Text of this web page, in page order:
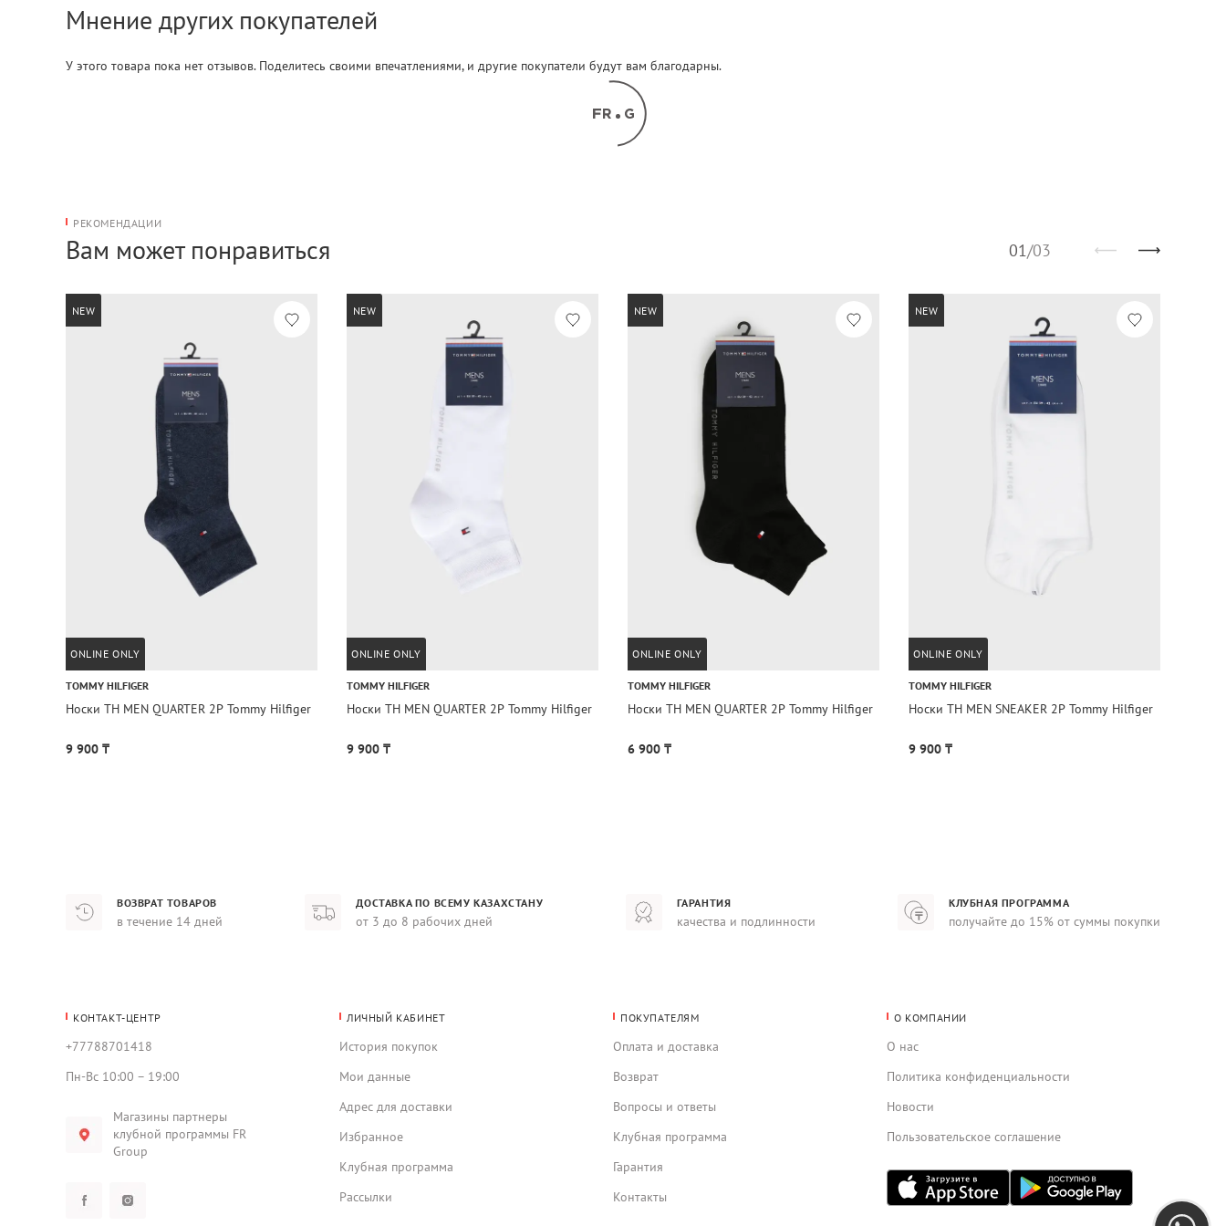
Мнение других покупателей
У этого товара пока нет отзывов. Поделитесь своими впечатлениями, и другие покупатели будут вам благодарны.
РЕКОМЕНДАЦИИ
Вам может понравиться 01 /03
NEW
ONLINE ONLY
TOMMY HILFIGER
Носки TH MEN QUARTER 2P Tommy Hilfiger
9 900 ₸
NEW
ONLINE ONLY
TOMMY HILFIGER
Носки TH MEN QUARTER 2P Tommy Hilfiger
9 900 ₸
NEW
ONLINE ONLY
TOMMY HILFIGER
Носки TH MEN QUARTER 2P Tommy Hilfiger
6 900 ₸
NEW
ONLINE ONLY
TOMMY HILFIGER
Носки TH MEN SNEAKER 2P Tommy Hilfiger
9 900 ₸
ВОЗВРАТ ТОВАРОВ
в течение 14 дней
ДОСТАВКА ПО ВСЕМУ КАЗАХСТАНУ
от 3 до 8 рабочих дней
ГАРАНТИЯ
качества и подлинности
КЛУБНАЯ ПРОГРАММА
получайте до 15% от суммы покупки
КОНТАКТ-ЦЕНТР
+77788701418
Пн-Вс 10:00 – 19:00
Магазины партнеры
клубной программы FR
Group
ЛИЧНЫЙ КАБИНЕТ
История покупок
Мои данные
Адрес для доставки
Избранное
Клубная программа
Рассылки
ПОКУПАТЕЛЯМ
Оплата и доставка
Возврат
Вопросы и ответы
Клубная программа
Гарантия
Контакты
О КОМПАНИИ
О нас
Политика конфиденциальности
Новости
Пользовательское соглашение